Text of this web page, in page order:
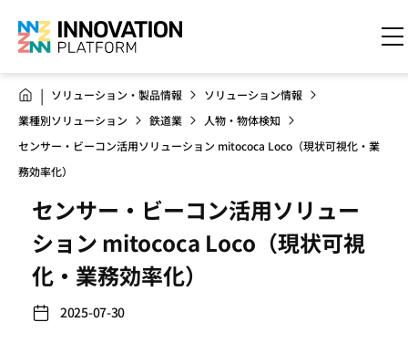
ソリューション・製品情報
ソリューション情報
業種別ソリューション
鉄道業
人物・物体検知
センサー・ビーコン活用ソリューション mitococa Loco（現状可視化・業
務効率化）
センサー・ビーコン活用ソリュー
ション mitococa Loco（現状可視
化・業務効率化）
2025-07-30